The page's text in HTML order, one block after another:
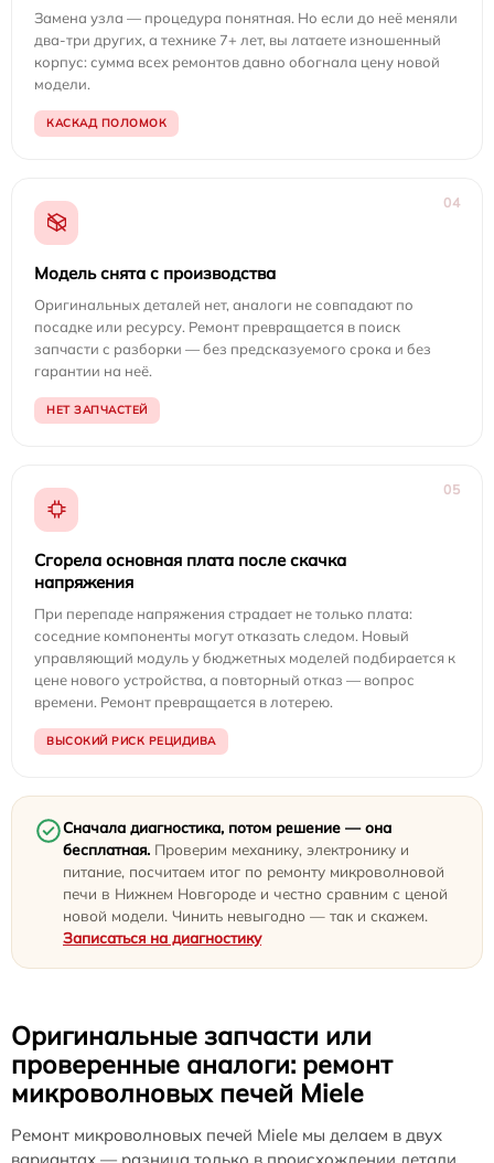
Замена узла — процедура понятная. Но если до неё меняли
два-три других, а технике 7+ лет, вы латаете изношенный
корпус: сумма всех ремонтов давно обогнала цену новой
модели.
КАСКАД ПОЛОМОК
04
Модель снята с производства
Оригинальных деталей нет, аналоги не совпадают по
посадке или ресурсу. Ремонт превращается в поиск
запчасти с разборки — без предсказуемого срока и без
гарантии на неё.
НЕТ ЗАПЧАСТЕЙ
05
Сгорела основная плата после скачка
напряжения
При перепаде напряжения страдает не только плата:
соседние компоненты могут отказать следом. Новый
управляющий модуль у бюджетных моделей подбирается к
цене нового устройства, а повторный отказ — вопрос
времени. Ремонт превращается в лотерею.
ВЫСОКИЙ РИСК РЕЦИДИВА
Сначала диагностика, потом решение — она
бесплатная. Проверим механику, электронику и
питание, посчитаем итог по ремонту микроволновой
печи в Нижнем Новгороде и честно сравним с ценой
новой модели. Чинить невыгодно — так и скажем.
Записаться на диагностику
Оригинальные запчасти или
проверенные аналоги: ремонт
микроволновых печей Miele
Ремонт микроволновых печей Miele мы делаем в двух